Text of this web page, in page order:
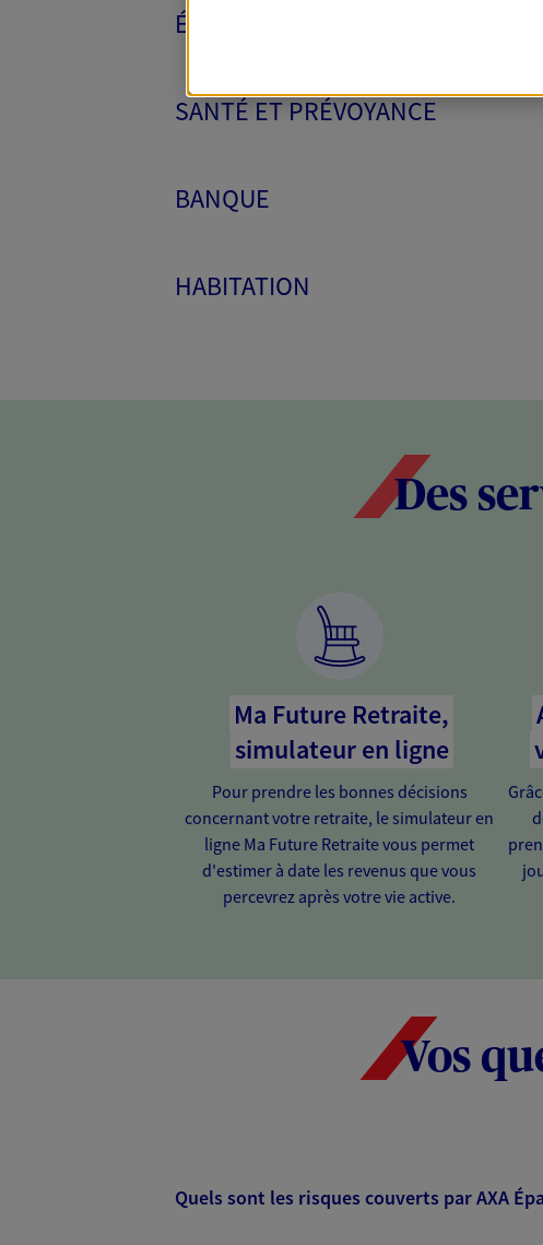
ÉPARGNE ET RETRAITE
SANTÉ ET PRÉVOYANCE
BANQUE
HABITATION
Des
Ma Future Retraite,
simulateur en ligne
Pour prendre les bonnes décisions
concernant votre retraite, le simulateur en
ligne Ma Future Retraite vous permet
d'estimer à date les revenus que vous
percevrez après votre vie active.
Vos
Quels sont les risques couverts par AXA